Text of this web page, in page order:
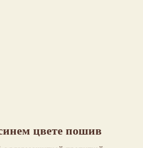
цвете пошив